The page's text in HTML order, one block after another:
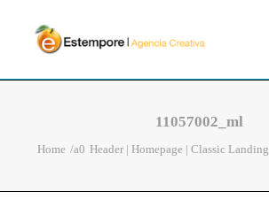
BLOG
11057002_ml
Home Header | Homepage | Classic Landing